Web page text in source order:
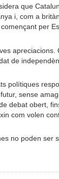
que
i, com a
per
apreciacions.
de
polítiques
sense
debat obert,
com volen
no poden ser